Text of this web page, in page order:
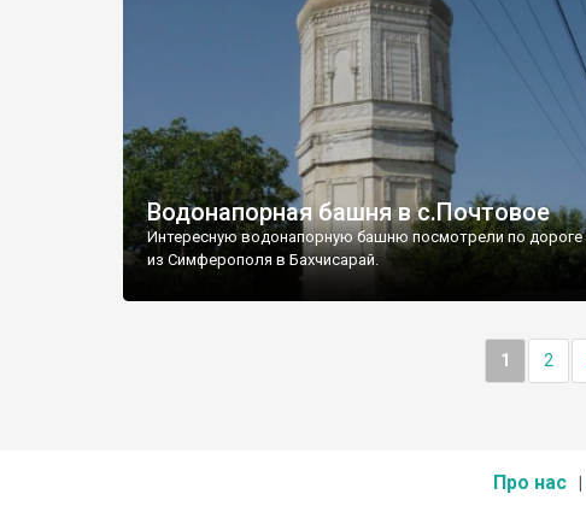
Водонапорная башня в с.Почтовое
Интересную водонапорную башню посмотрели по дороге
из Симферополя в Бахчисарай.
1 2
Про нас